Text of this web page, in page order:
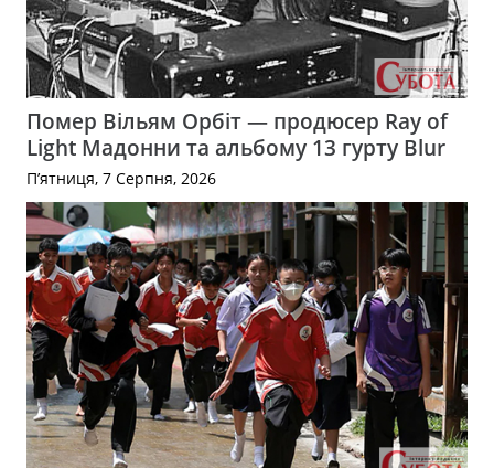
Помер Вільям Орбіт — продюсер Ray of
Light Мадонни та альбому 13 гурту Blur
П’ятниця, 7 Серпня, 2026